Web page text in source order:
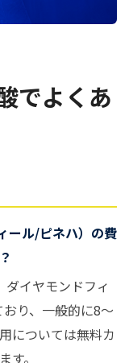
でよくあ
ール/ピネハ）の費
イヤモンドフィ
り、一般的に8〜
については無料カ
。